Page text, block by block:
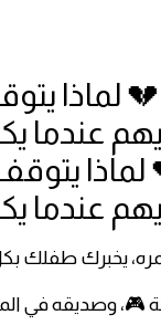
عندما
يخبرك طفلك
وصديقه في